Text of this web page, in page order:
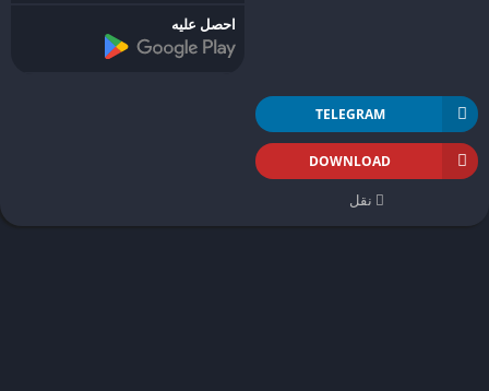
TELEGRAM
DOWNLOAD
نقل
احصل عليه